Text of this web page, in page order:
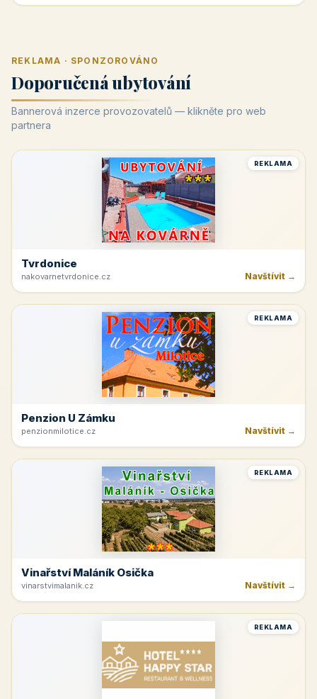
REKLAMA · SPONZOROVÁNO
Doporučená ubytování
Bannerová inzerce provozovatelů — klikněte pro web
partnera
REKLAMA
Tvrdonice
nakovarnetvrdonice.cz Navštívit →
REKLAMA
Penzion U Zámku
penzionmilotice.cz Navštívit →
REKLAMA
Vinařství Maláník Osička
vinarstvimalanik.cz Navštívit →
REKLAMA